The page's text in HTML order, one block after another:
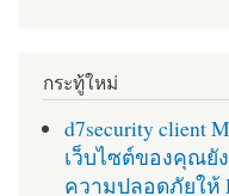
กระทู้ใหม่
d7security client
เว็บไซต์ของคุณยั
ความปลอดภัยให้